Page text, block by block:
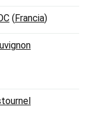
(Francia)